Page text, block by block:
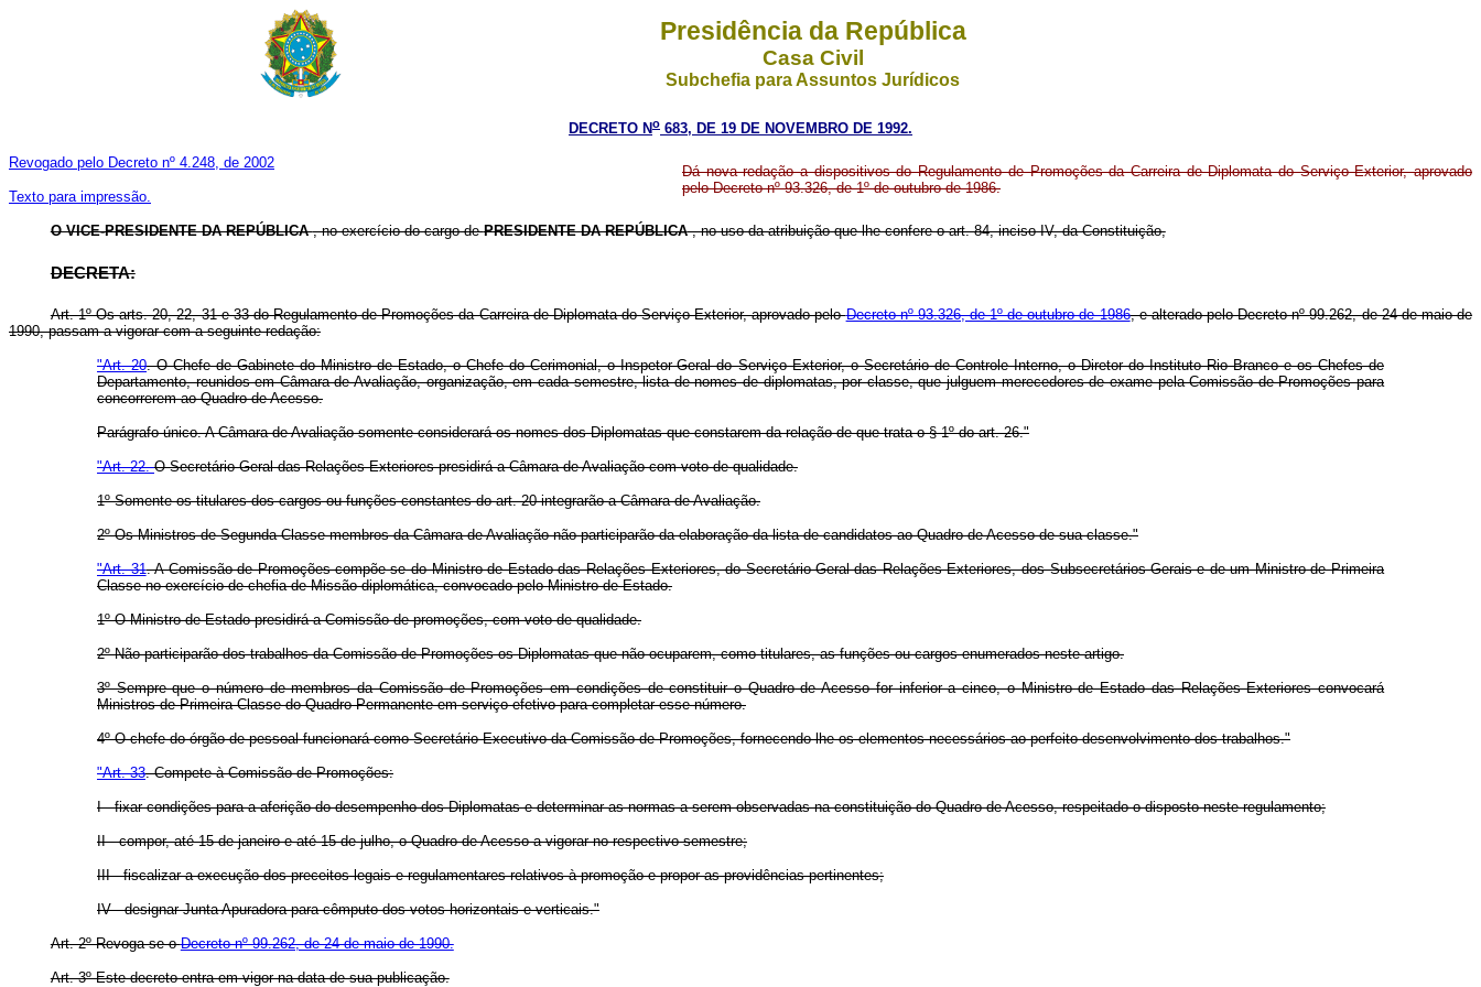
Presidência da República
Casa Civil
Subchefia para Assuntos Jurídicos
DECRETO No 683, DE 19 DE NOVEMBRO DE 1992.
Revogado pelo Decreto nº 4.248, de 2002
Texto para impressão.
Dá nova redação a dispositivos do Regulamento de Promoções da Carreira de Diplomata do Serviço Exterior, aprovado
pelo Decreto nº 93.326, de 1º de outubro de 1986.
O VICE-PRESIDENTE DA REPÚBLICA, no exercício do cargo dePRESIDENTE DA REPÚBLICA, no uso da atribuição que lhe confere o art. 84, inciso IV, da Constituição,
DECRETA:
Art. 1º Os arts. 20, 22, 31 e 33 do Regulamento de Promoções da Carreira de Diplomata do Serviço Exterior, aprovado peloDecreto nº 93.326, de 1º de outubro de 1986, e alterado pelo Decreto nº 99.262, de 24 de maio de
1990, passam a vigorar com a seguinte redação:
"Art. 20. O Chefe de Gabinete do Ministro de Estado, o Chefe do Cerimonial, o Inspetor-Geral do Serviço Exterior, o Secretário de Controle Interno, o Diretor do Instituto Rio Branco e os Chefes de
Departamento, reunidos em Câmara de Avaliação, organização, em cada semestre, lista de nomes de diplomatas, por classe, que julguem merecedores de exame pela Comissão de Promoções para
concorrerem ao Quadro de Acesso.
Parágrafo único. A Câmara de Avaliação somente considerará os nomes dos Diplomatas que constarem da relação de que trata o § 1º do art. 26."
"Art. 22.O Secretário-Geral das Relações Exteriores presidirá a Câmara de Avaliação com voto de qualidade.
1º Somente os titulares dos cargos ou funções constantes do art. 20 integrarão a Câmara de Avaliação.
2º Os Ministros de Segunda Classe membros da Câmara de Avaliação não participarão da elaboração da lista de candidatos ao Quadro de Acesso de sua classe."
"Art. 31. A Comissão de Promoções compõe-se do Ministro de Estado das Relações Exteriores, do Secretário-Geral das Relações Exteriores, dos Subsecretários-Gerais e de um Ministro de Primeira
Classe no exercício de chefia de Missão diplomática, convocado pelo Ministro de Estado.
1º O Ministro de Estado presidirá a Comissão de promoções, com voto de qualidade.
2º Não participarão dos trabalhos da Comissão de Promoções os Diplomatas que não ocuparem, como titulares, as funções ou cargos enumerados neste artigo.
3º Sempre que o número de membros da Comissão de Promoções em condições de constituir o Quadro de Acesso for inferior a cinco, o Ministro de Estado das Relações Exteriores convocará
Ministros de Primeira Classe do Quadro Permanente em serviço efetivo para completar esse número.
4º O chefe do órgão de pessoal funcionará como Secretário-Executivo da Comissão de Promoções, fornecendo-lhe os elementos necessários ao perfeito desenvolvimento dos trabalhos."
"Art. 33. Compete à Comissão de Promoções:
I - fixar condições para a aferição do desempenho dos Diplomatas e determinar as normas a serem observadas na constituição do Quadro de Acesso, respeitado o disposto neste regulamento;
II - compor, até 15 de janeiro e até 15 de julho, o Quadro de Acesso a vigorar no respectivo semestre;
III - fiscalizar a execução dos preceitos legais e regulamentares relativos à promoção e propor as providências pertinentes;
IV - designar Junta Apuradora para cômputo dos votos horizontais e verticais."
Art. 2º Revoga-se oDecreto nº 99.262, de 24 de maio de 1990.
Art. 3º Este decreto entra em vigor na data de sua publicação.